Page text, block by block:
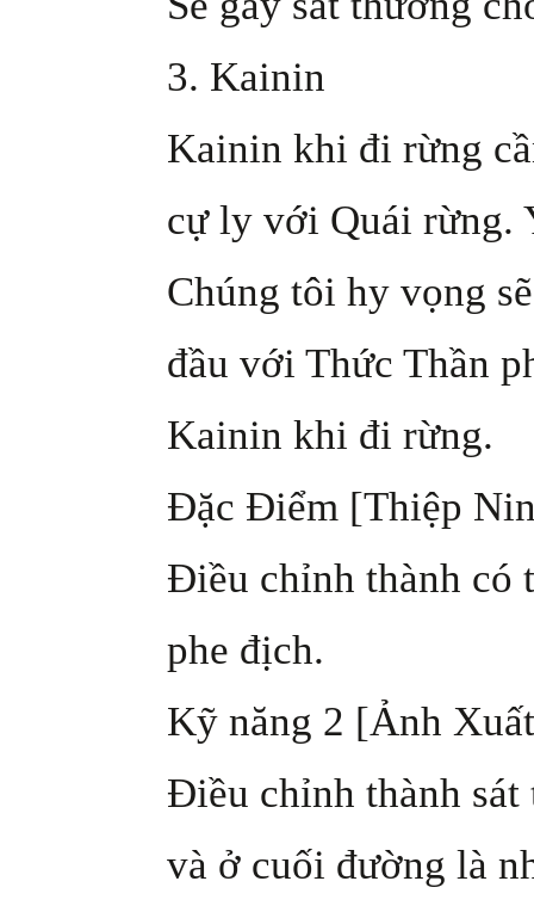
3. Kainin
Kainin khi đi rừng
cự ly với Quái rừng.
Chúng tôi hy vọng
đầu với Thức Thần
Kainin khi đi rừng.
Đặc Điểm [Thiệp
Điều chỉnh thành có
phe địch.
Kỹ năng 2 [Ảnh
Điều chỉnh thành
và ở cuối đường là